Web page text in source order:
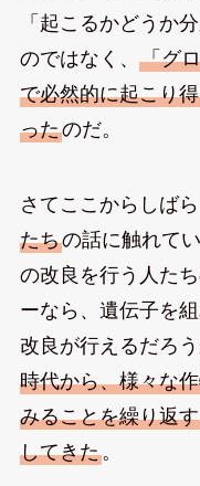
「起こるかどうか
のではなく、 「グ
で必然的に起こり
ったのだ。
さてここからしばら
たちの話に触れて
の改良を行う人た
ーなら、遺伝子を
改良が行えるだろ
時代から、様々な
みることを繰り返
してきた。